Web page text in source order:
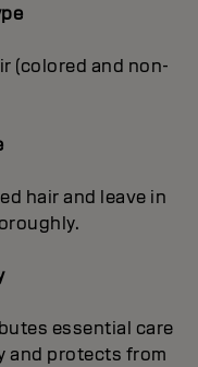
(colored and non-
hair and leave in
essential care
and protects from